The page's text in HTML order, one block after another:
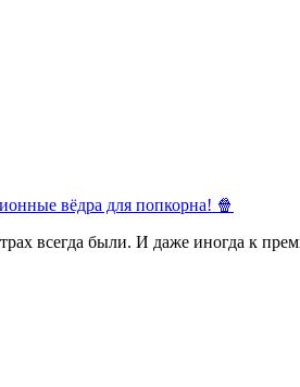
вёдра для попкорна! 🍿
всегда были. И даже иногда к